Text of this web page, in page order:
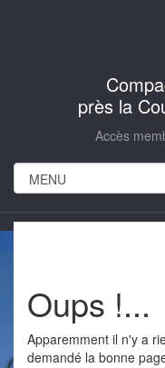
près la
Accès
Oups !...
Apparemment il n'y a
demandé la bonne